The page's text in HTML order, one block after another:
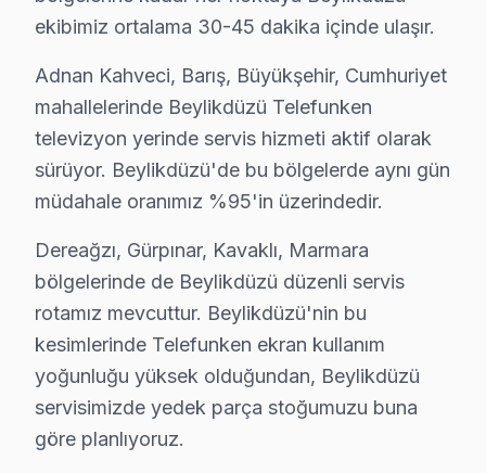
Temsilci, "Selma Hanım, anlayışlıyız.
Bu diyalogdan öğrendiklerimiz, Beylikdüzü'nde
Bölgedeki Telefunken televizyonunuz modelleri ise
Sonuç olarak, Telefunken ekran'lerde görülen
Telefunken Tamir Sürecinde Şeffaflık
Beylikdüzü bölgesinden gelen en sık karşılaşılan
1. Ekran Açılmama Sorunu
Fiziksel Belirti:televizyon açıldığında ekran
Neden:
Bu sorun genelde güç kaynağı arızasından
2025 Türkiye Fiyatı: Tamir maliyeti ₺500 - ₺800
Etkilenen Modeller:
ekibimiz ortalama 30-45 dakika içinde ulaşır.
Adnan Kahveci, Barış, Büyükşehir, Cumhuriyet
mahallelerinde Beylikdüzü Telefunken
televizyon yerinde servis hizmeti aktif olarak
sürüyor. Beylikdüzü'de bu bölgelerde aynı gün
müdahale oranımız %95'in üzerindedir.
Dereağzı, Gürpınar, Kavaklı, Marmara
bölgelerinde de Beylikdüzü düzenli servis
rotamız mevcuttur. Beylikdüzü'nin bu
kesimlerinde Telefunken ekran kullanım
yoğunluğu yüksek olduğundan, Beylikdüzü
servisimizde yedek parça stoğumuzu buna
göre planlıyoruz.